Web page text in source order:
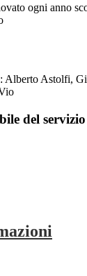
ogni anno
Alberto Astolfi,
del servizio